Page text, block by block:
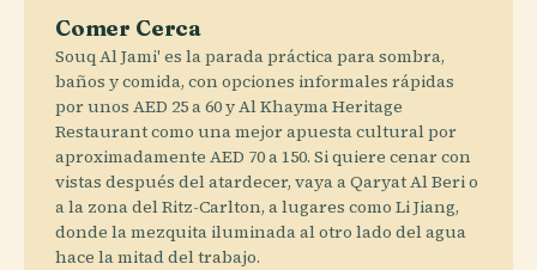
Comer Cerca
Souq Al Jami' es la parada práctica para sombra,
baños y comida, con opciones informales rápidas
por unos AED 25 a 60 y Al Khayma Heritage
Restaurant como una mejor apuesta cultural por
aproximadamente AED 70 a 150. Si quiere cenar con
vistas después del atardecer, vaya a Qaryat Al Beri o
a la zona del Ritz-Carlton, a lugares como Li Jiang,
donde la mezquita iluminada al otro lado del agua
hace la mitad del trabajo.